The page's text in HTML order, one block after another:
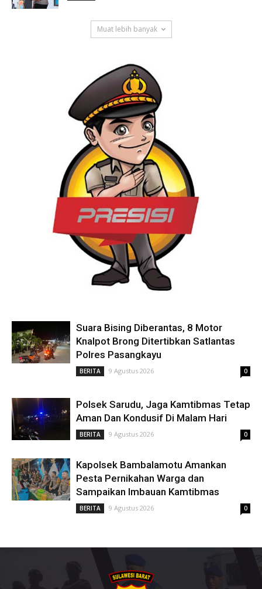
Muat lebih banyak
Suara Bising Diberantas, 8 Motor
Knalpot Brong Ditertibkan Satlantas
Polres Pasangkayu
BERITA 9 Agustus 2026 0
Polsek Sarudu, Jaga Kamtibmas Tetap
Aman Dan Kondusif Di Malam Hari
BERITA 9 Agustus 2026 0
Kapolsek Bambalamotu Amankan
Pesta Pernikahan Warga dan
Sampaikan Imbauan Kamtibmas
BERITA 9 Agustus 2026 0